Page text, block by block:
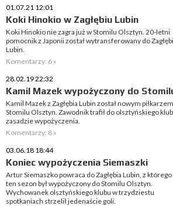
01.07.21 12:01
Koki Hinokio w Zagłębiu Lubin
Koki Hinokio nie zagra już w Stomilu Olsztyn. 20-letni
pomocnik z Japonii został wytransferowany do
Lubin.
Komentarzy: 6 »
28.02.19 22:32
Kamil Mazek wypożyczony do
Kamil Mazek z Zagłębia Lubin został nowym piłkarzem
Stomilu Olsztyn. Zawodnik trafił do olsztyńskiego
zasadzie wypożyczenia.
Komentarzy: 8 »
03.06.18 18:44
Koniec wypożyczenia Siemaszki
Artur Siemaszko powraca do Zagłębia Lubin, z którego
ten sezon był wypożyczony do Stomilu Olsztyn.
Wychowanek olsztyńskiego klubu w trzydziestu
spotkaniach strzelił jedenaście goli.